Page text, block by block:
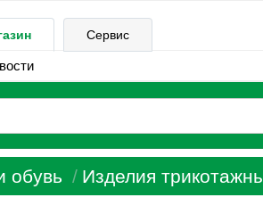
Сервис
обувь Изделия